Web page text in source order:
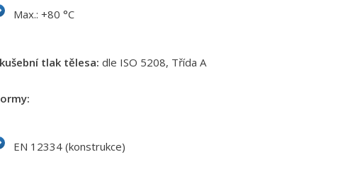
Max.: +80 °C
tlak tělesa: dle ISO 5208, Třída A
EN 12334 (konstrukce)